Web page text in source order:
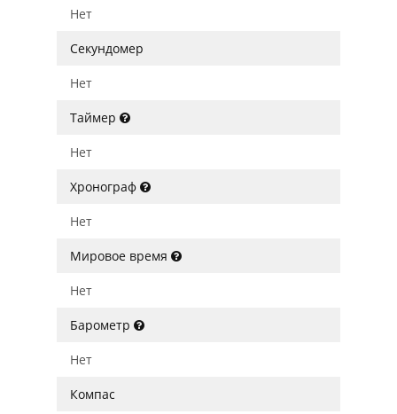
Нет
Секундомер
Нет
Таймер
Нет
Хронограф
Нет
Мировое время
Нет
Барометр
Нет
Компас